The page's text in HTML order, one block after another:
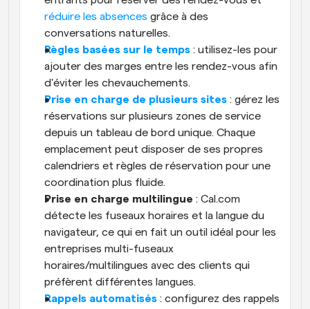
réduire les absences grâce à des
conversations naturelles.
Règles basées sur le temps : utilisez-les pour
ajouter des marges entre les rendez-vous afin
d'éviter les chevauchements.
Prise en charge de plusieurs sites : gérez les
réservations sur plusieurs zones de service
depuis un tableau de bord unique. Chaque
emplacement peut disposer de ses propres
calendriers et règles de réservation pour une
coordination plus fluide.
Prise en charge multilingue : Cal.com
détecte les fuseaux horaires et la langue du
navigateur, ce qui en fait un outil idéal pour les
entreprises multi-fuseaux
horaires/multilingues avec des clients qui
préfèrent différentes langues.
Rappels automatisés : configurez des rappels